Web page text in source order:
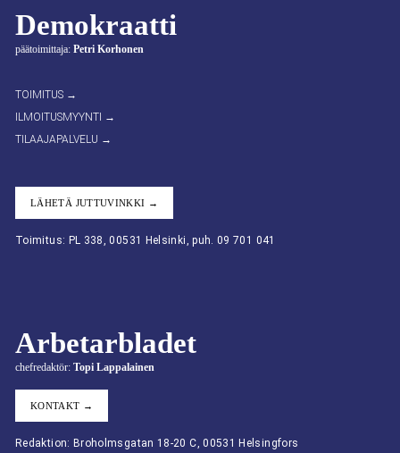
Demokraatti
päätoimittaja: Petri Korhonen
TOIMITUS →
ILMOITUSMYYNTI →
TILAAJAPALVELU →
LÄHETÄ JUTTUVINKKI →
Toimitus: PL 338, 00531 Helsinki, puh. 09 701 041
Arbetarbladet
chefredaktör: Topi Lappalainen
KONTAKT →
Redaktion: Broholmsgatan 18-20 C, 00531 Helsingfors